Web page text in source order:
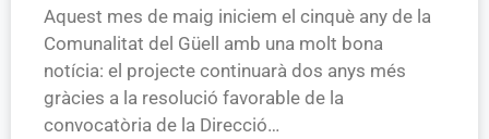
Aquest mes de maig iniciem el cinquè any de la
Comunalitat del Güell amb una molt bona
notícia: el projecte continuarà dos anys més
gràcies a la resolució favorable de la
convocatòria de la Direcció…